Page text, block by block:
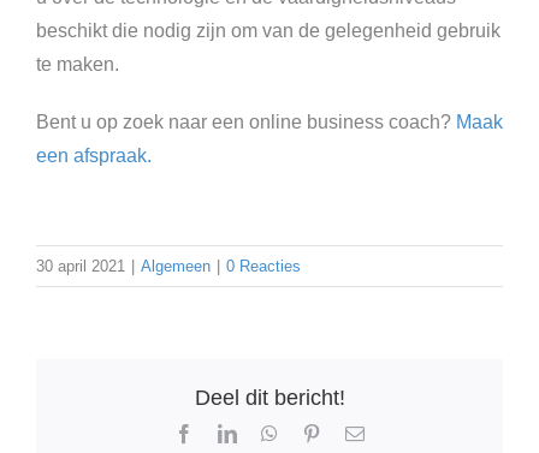
beschikt die nodig zijn om van de gelegenheid gebruik
te maken.
Bent u op zoek naar een online business coach? Maak
een afspraak.
30 april 2021 Algemeen 0 Reacties
Deel dit bericht!
FacebookLinkedInWhatsApp
Pinterest
E-